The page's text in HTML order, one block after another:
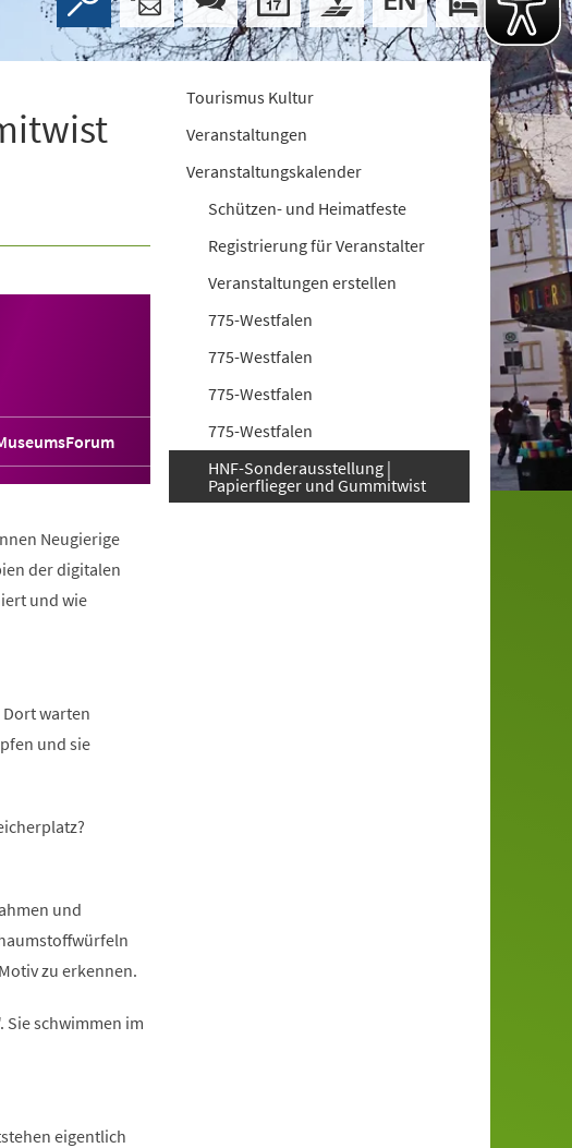
Neugierige
der digitalen
und wie
warten
und sie
und
zu erkennen.
schwimmen im
eigentlich
Tourismus Kultur
Veranstaltungen
Veranstaltungskalender
Schützen- und Heimatfeste
Registrierung für Veranstalter
Veranstaltungen erstellen
775-Westfalen
775-Westfalen
775-Westfalen
775-Westfalen
HNF-Sonderausstellung |
Papierflieger und Gummitwist